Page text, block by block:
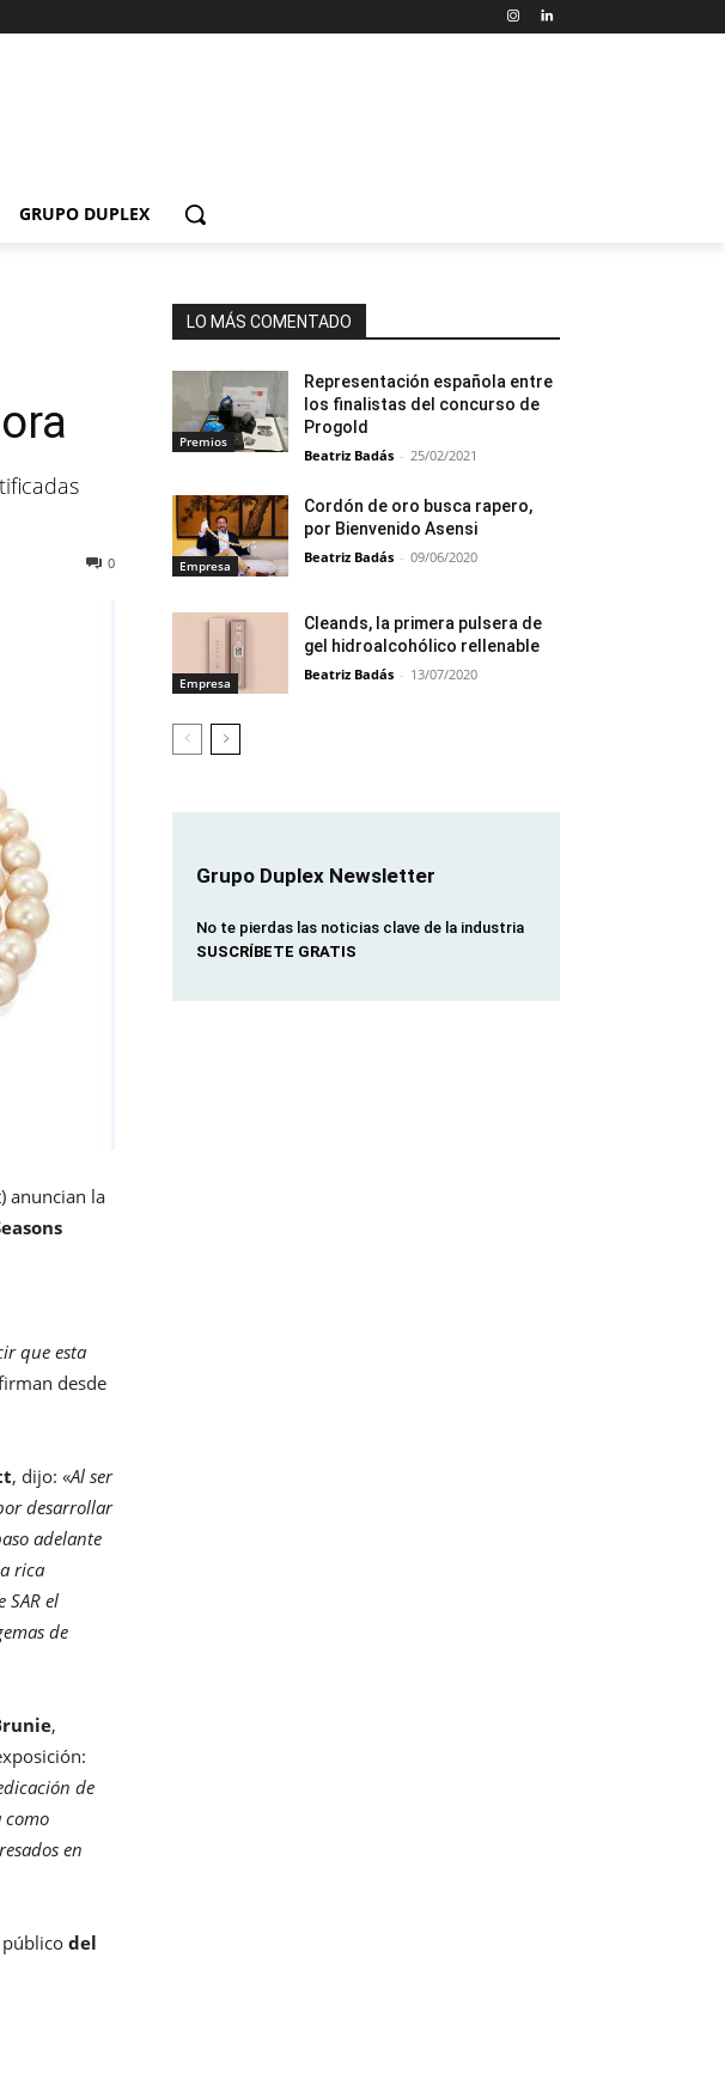
GRUPO DUPLEX
0
anuncian la
que esta
desde
, dijo: «Al ser
desarrollar
adelante
rica
el
de
,
de
como
​​en
público del
LO MÁS COMENTADO
Premios
Representación española entre
los finalistas del concurso de
Progold
Beatriz Badás - 25/02/2021
Empresa
Cordón de oro busca rapero,
por Bienvenido Asensi
Beatriz Badás - 09/06/2020
Empresa
Cleands, la primera pulsera de
gel hidroalcohólico rellenable
Beatriz Badás - 13/07/2020
Grupo Duplex Newsletter
No te pierdas las noticias clave de la industria
SUSCRÍBETE GRATIS